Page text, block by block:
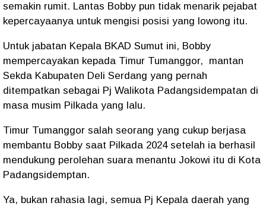
semakin rumit. Lantas Bobby pun tidak menarik pejabat
kepercayaanya untuk mengisi posisi yang lowong itu.
Untuk jabatan Kepala BKAD Sumut ini, Bobby
mempercayakan kepada Timur Tumanggor,
mantan
Sekda Kabupaten Deli Serdang yang pernah
ditempatkan sebagai Pj Walikota Padangsidempatan di
masa musim Pilkada yang lalu.
Timur Tumanggor salah seorang yang cukup berjasa
membantu Bobby saat Pilkada 2024 setelah ia berhasil
mendukung perolehan suara menantu Jokowi itu di Kota
Padangsidemptan.
Ya, bukan rahasia lagi, semua Pj Kepala daerah yang